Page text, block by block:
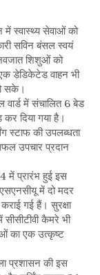
में स्वास्थ्य सेवाओं को
सविन बंसल स्वयं
शिशुओं को
डेडिकेटेड वाहन भी
सके।
में संचालित 6 बेड
दिया गया है।
स्टाफ की उपलब्धता
उपचार प्रदान
में प्रारंभ हुई इस
में दो मदर
गई हैं। सुरक्षा
कैमरे भी
का एक उत्कृष्ट
प्रशासन की इस